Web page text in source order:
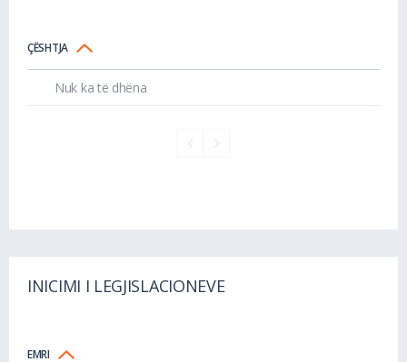
ÇËSHTJA
Nuk ka të dhëna
INICIMI I LEGJISLACIONEVE
EMRI